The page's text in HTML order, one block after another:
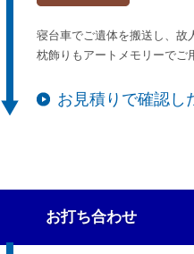
寝台車でご遺体を搬送し、故
枕飾りもアートメモリーでご
お見積りで確認し
お打ち合わせ